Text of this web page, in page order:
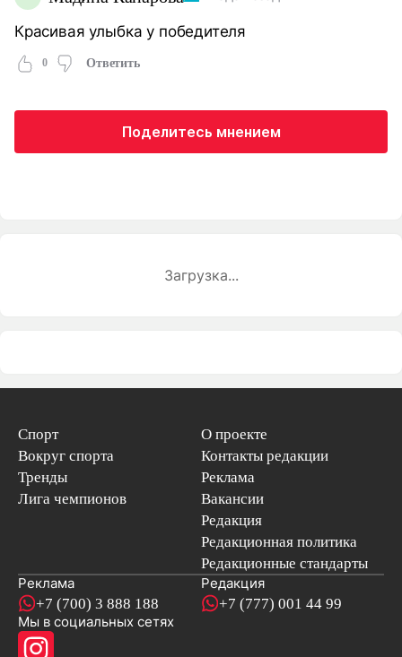
Красивая улыбка у победителя
0 Ответить
Поделитесь мнением
Загрузка...
Спорт
Вокруг спорта
Тренды
Лига чемпионов
О проекте
Контакты редакции
Реклама
Вакансии
Редакция
Редакционная политика
Редакционные стандарты
Реклама
+7 (700) 3 888 188
Редакция
+7 (777) 001 44 99
Мы в социальных сетях